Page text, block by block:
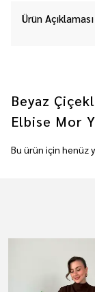
Ürün Açıklaması
Beyaz
Elbise Mor
Bu ürün için henüz